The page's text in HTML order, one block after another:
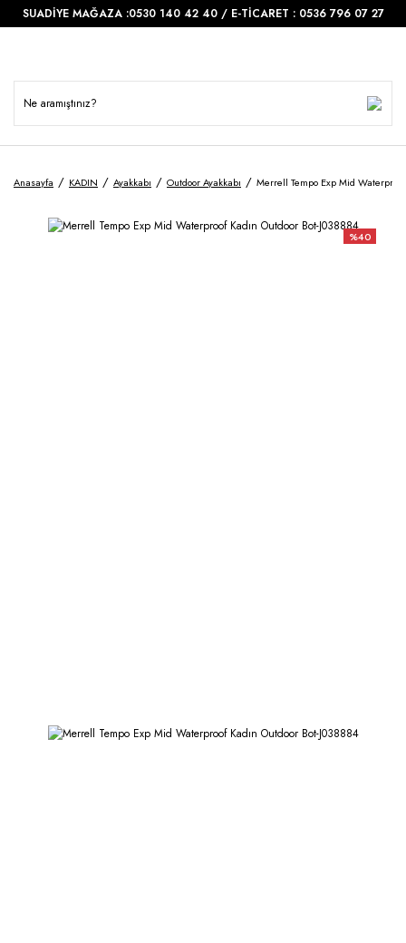
SUADİYE MAĞAZA :0530 140 42 40 / E-TİCARET : 0536 796 07 27
Anasayfa KADIN Ayakkabı Outdoor Ayakkabı Merrell Tempo Exp Mid
%40